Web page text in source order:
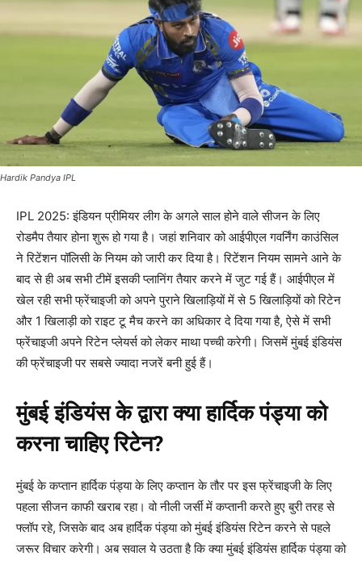
Hardik Pandya IPL
IPL 2025: इंडियन प्रीमियर लीग के अगले साल होने वाले सीजन के लिए
रोडमैप तैयार होना शुरू हो गया है। जहां शनिवार को आईपीएल गवर्निंग काउंसिल
ने रिटेंशन पॉलिसी के नियम को जारी कर दिया है। रिटेंशन नियम सामने आने के
बाद से ही अब सभी टीमें इसकी प्लानिंग तैयार करने में जुट गई हैं। आईपीएल में
खेल रही सभी फ्रेंचाइजी को अपने पुराने खिलाड़ियों में से 5 खिलाड़ियों को रिटेन
और 1 खिलाड़ी को राइट टू मैच करने का अधिकार दे दिया गया है, ऐसे में सभी
फ्रेंचाइजी अपने रिटेन प्लेयर्स को लेकर माथा पच्ची करेगी। जिसमें मुंबई इंडियंस
की फ्रेंचाइजी पर सबसे ज्यादा नजरें बनी हुई हैं।
मुंबई इंडियंस के द्वारा क्या हार्दिक पंड्या को
करना चाहिए रिटेन?
मुंबई के कप्तान हार्दिक पंड्या के लिए कप्तान के तौर पर इस फ्रेंचाइजी के लिए
पहला सीजन काफी खराब रहा। वो नीली जर्सी में कप्तानी करते हुए बुरी तरह से
फ्लॉप रहे, जिसके बाद अब हार्दिक पंड्या को मुंबई इंडियंस रिटेन करने से पहले
जरूर विचार करेगी। अब सवाल ये उठता है कि क्या मुंबई इंडियंस हार्दिक पंड्या को